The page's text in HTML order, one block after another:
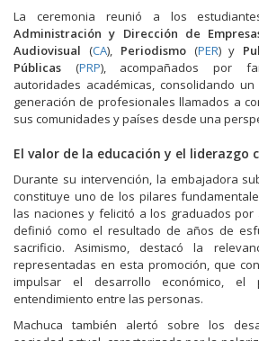
La ceremonia reunió a los
Administración y Dirección de
Audiovisual (CA), Periodismo(PER) y
Públicas (PRP), acompañados por
autoridades académicas, consolidando
generación de profesionales llamados a
sus comunidades y países desde una
El valor de la educación y el liderazgo
Durante su intervención, la embajadora
constituye uno de los pilares
las naciones y felicitó a los graduados
definió como el resultado de años de
sacrificio. Asimismo, destacó la
representadas en esta promoción, que
impulsar el desarrollo económico,
entendimiento entre las personas.
Machuca también alertó sobre los